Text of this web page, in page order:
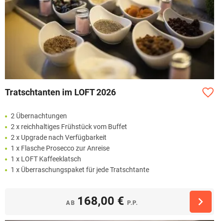
Tratschtanten im LOFT 2026
2 Übernachtungen
2 x reichhaltiges Frühstück vom Buffet
2 x Upgrade nach Verfügbarkeit
1 x Flasche Prosecco zur Anreise
1 x LOFT Kaffeeklatsch
1 x Überraschungspaket für jede Tratschtante
AB 168,00 € P.P.